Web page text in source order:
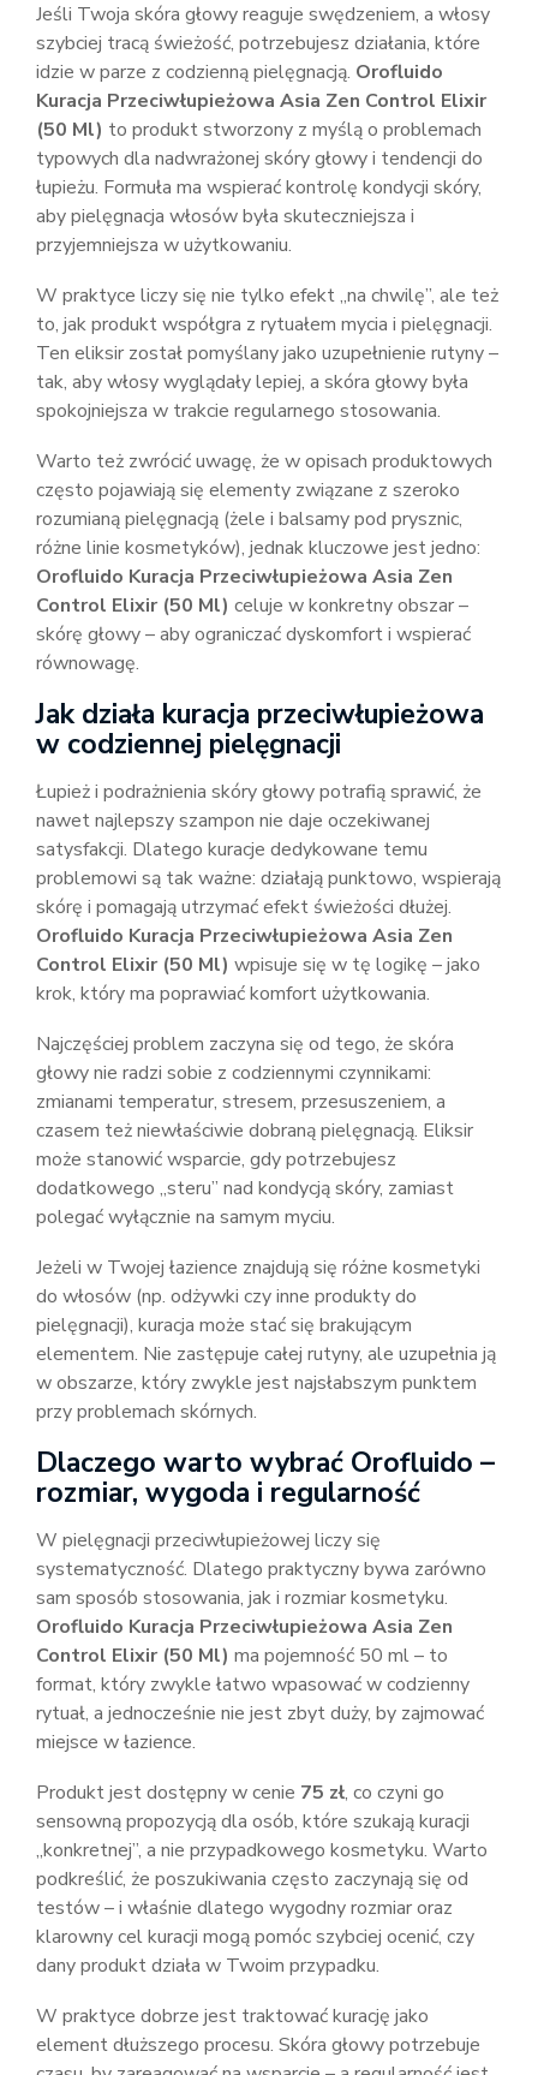
Jeśli Twoja skóra głowy reaguje swędzeniem, a włosy
szybciej tracą świeżość, potrzebujesz działania, które
idzie w parze z codzienną pielęgnacją. Orofluido
Kuracja Przeciwłupieżowa Asia Zen Control Elixir
(50 Ml) to produkt stworzony z myślą o problemach
typowych dla nadwrażonej skóry głowy i tendencji do
łupieżu. Formuła ma wspierać kontrolę kondycji skóry,
aby pielęgnacja włosów była skuteczniejsza i
przyjemniejsza w użytkowaniu.
W praktyce liczy się nie tylko efekt „na chwilę”, ale też
to, jak produkt współgra z rytuałem mycia i pielęgnacji.
Ten eliksir został pomyślany jako uzupełnienie rutyny –
tak, aby włosy wyglądały lepiej, a skóra głowy była
spokojniejsza w trakcie regularnego stosowania.
Warto też zwrócić uwagę, że w opisach produktowych
często pojawiają się elementy związane z szeroko
rozumianą pielęgnacją (żele i balsamy pod prysznic,
różne linie kosmetyków), jednak kluczowe jest jedno:
Orofluido Kuracja Przeciwłupieżowa Asia Zen
Control Elixir (50 Ml) celuje w konkretny obszar –
skórę głowy – aby ograniczać dyskomfort i wspierać
równowagę.
Jak działa kuracja przeciwłupieżowa
w codziennej pielęgnacji
Łupież i podrażnienia skóry głowy potrafią sprawić, że
nawet najlepszy szampon nie daje oczekiwanej
satysfakcji. Dlatego kuracje dedykowane temu
problemowi są tak ważne: działają punktowo, wspierają
skórę i pomagają utrzymać efekt świeżości dłużej.
Orofluido Kuracja Przeciwłupieżowa Asia Zen
Control Elixir (50 Ml) wpisuje się w tę logikę – jako
krok, który ma poprawiać komfort użytkowania.
Najczęściej problem zaczyna się od tego, że skóra
głowy nie radzi sobie z codziennymi czynnikami:
zmianami temperatur, stresem, przesuszeniem, a
czasem też niewłaściwie dobraną pielęgnacją. Eliksir
może stanowić wsparcie, gdy potrzebujesz
dodatkowego „steru” nad kondycją skóry, zamiast
polegać wyłącznie na samym myciu.
Jeżeli w Twojej łazience znajdują się różne kosmetyki
do włosów (np. odżywki czy inne produkty do
pielęgnacji), kuracja może stać się brakującym
elementem. Nie zastępuje całej rutyny, ale uzupełnia ją
w obszarze, który zwykle jest najsłabszym punktem
przy problemach skórnych.
Dlaczego warto wybrać Orofluido –
rozmiar, wygoda i regularność
W pielęgnacji przeciwłupieżowej liczy się
systematyczność. Dlatego praktyczny bywa zarówno
sam sposób stosowania, jak i rozmiar kosmetyku.
Orofluido Kuracja Przeciwłupieżowa Asia Zen
Control Elixir (50 Ml) ma pojemność 50 ml – to
format, który zwykle łatwo wpasować w codzienny
rytuał, a jednocześnie nie jest zbyt duży, by zajmować
miejsce w łazience.
Produkt jest dostępny w cenie 75 zł, co czyni go
sensowną propozycją dla osób, które szukają kuracji
„konkretnej”, a nie przypadkowego kosmetyku. Warto
podkreślić, że poszukiwania często zaczynają się od
testów – i właśnie dlatego wygodny rozmiar oraz
klarowny cel kuracji mogą pomóc szybciej ocenić, czy
dany produkt działa w Twoim przypadku.
W praktyce dobrze jest traktować kurację jako
element dłuższego procesu. Skóra głowy potrzebuje